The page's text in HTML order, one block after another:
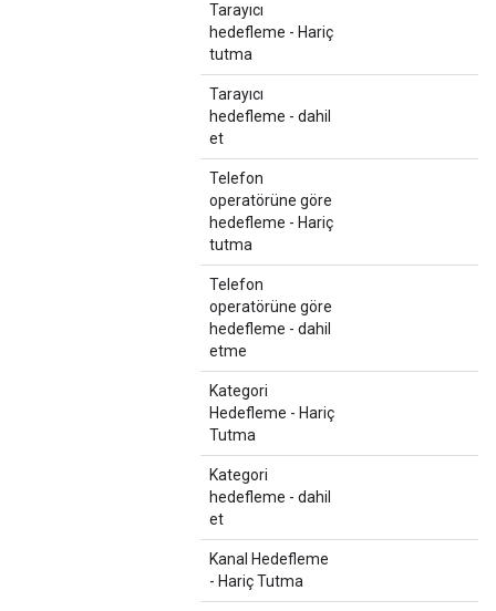
Tarayıcı
hedefleme - Hariç
tutma
Tarayıcı
hedefleme - dahil
et
Telefon
operatörüne göre
hedefleme - Hariç
tutma
Telefon
operatörüne göre
hedefleme - dahil
etme
Kategori
Hedefleme - Hariç
Tutma
Kategori
hedefleme - dahil
et
Kanal Hedefleme
- Hariç Tutma